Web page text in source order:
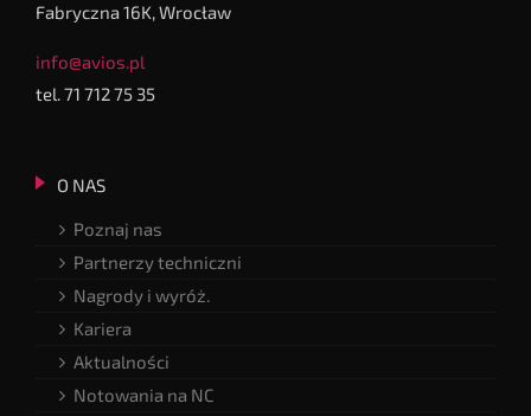
Fabryczna 16K, Wrocław
info@avios.pl
tel. 71 712 75 35
O NAS
Poznaj nas
Partnerzy techniczni
Nagrody i wyróż.
Kariera
Aktualności
Notowania na NC